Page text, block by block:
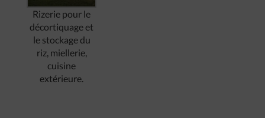
Rizerie pour le
décortiquage et
le stockage du
riz, miellerie,
cuisine
extérieure.